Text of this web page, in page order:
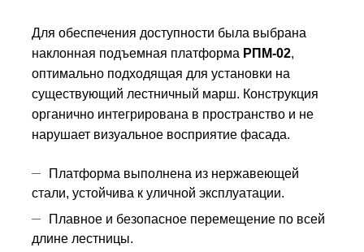
Для обеспечения доступности была выбрана
наклонная подъемная платформа РПМ-02,
оптимально подходящая для установки на
существующий лестничный марш. Конструкция
органично интегрирована в пространство и не
нарушает визуальное восприятие фасада.
Платформа выполнена из нержавеющей
стали, устойчива к уличной эксплуатации.
Плавное и безопасное перемещение по всей
длине лестницы.